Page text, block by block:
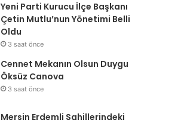
Yeni Parti Kurucu İlçe Başkanı
Çetin Mutlu’nun Yönetimi Belli
Oldu
3 saat önce
Cennet Mekanın Olsun Duygu
Öksüz Canova
3 saat önce
Mersin Erdemli Sahillerindeki